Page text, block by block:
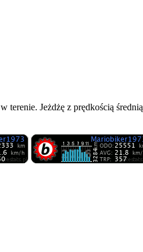
w terenie. Jeżdżę z prędkością średnią